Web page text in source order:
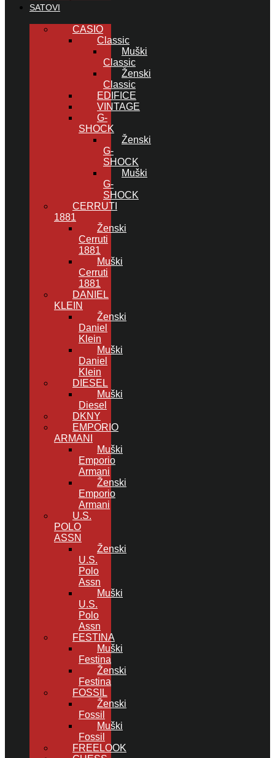
SATOVI
CASIO
Classic
Muški
Classic
Ženski
Classic
EDIFICE
VINTAGE
G-
SHOCK
Ženski
G-
SHOCK
Muški
G-
SHOCK
CERRUTI
1881
Ženski
Cerruti
1881
Muški
Cerruti
1881
DANIEL
KLEIN
Ženski
Daniel
Klein
Muški
Daniel
Klein
DIESEL
Muški
Diesel
DKNY
EMPORIO
ARMANI
Muški
Emporio
Armani
Ženski
Emporio
Armani
U.S.
POLO
ASSN
Ženski
U.S.
Polo
Assn
Muški
U.S.
Polo
Assn
FESTINA
Muški
Festina
Ženski
Festina
FOSSIL
Ženski
Fossil
Muški
Fossil
FREELOOK